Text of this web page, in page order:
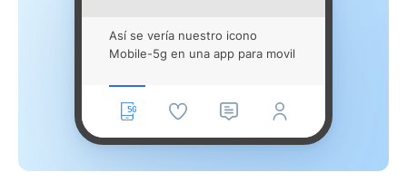
Así se vería nuestro icono
Mobile-5g en una app para movil